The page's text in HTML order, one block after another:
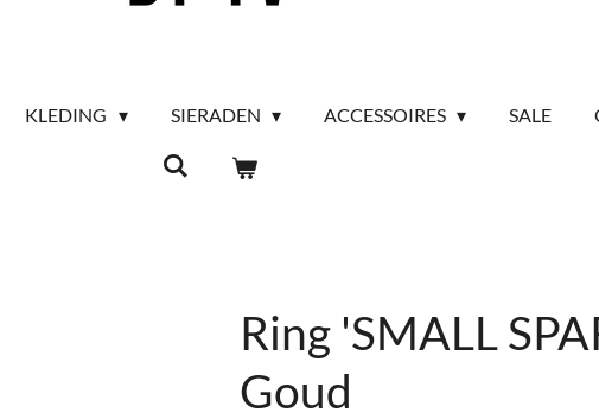
KLEDING SIERADEN ACCESSOIRES SALE
Ring 'SMALL
Goud